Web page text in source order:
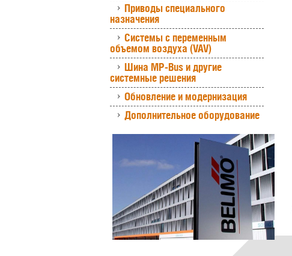
Приводы специального
назначения
Системы с переменным
объемом воздуха (VAV)
Шина MP-Bus и другие
системные решения
Обновление и модернизация
Дополнительное оборудование